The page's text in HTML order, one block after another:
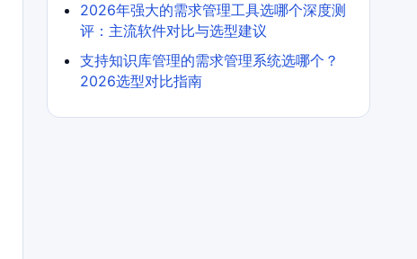
2026年强大的需求管理工具选哪个深度测
评：主流软件对比与选型建议
支持知识库管理的需求管理系统选哪个？
2026选型对比指南